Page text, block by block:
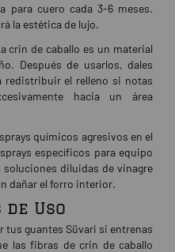
para cuero cada 3-6 meses.
la estética de lujo.
crin de caballo es un material
Después de usarlos, dales
redistribuir el relleno si notas
hacia un área
químicos agresivos en el
específicos para equipo
diluidas de vinagre
dañar el forro interior.
de Uso
tus guantes Süvari si entrenas
las fibras de crin de caballo